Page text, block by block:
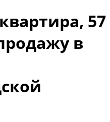
57
в